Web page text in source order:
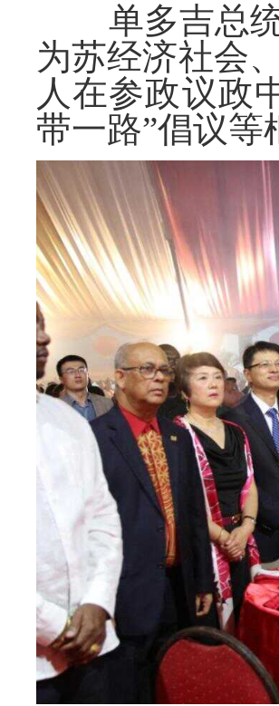
单多吉总统
为苏经济社会
人在参政议政
带一路”倡议等